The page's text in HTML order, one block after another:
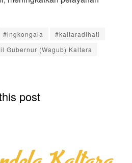
#ingkongala
#kaltaradihati
Gubernur (Wagub) Kaltara
post